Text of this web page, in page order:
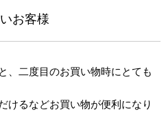
お客様
、二度目のお買い物時にとても
けるなどお買い物が便利になり